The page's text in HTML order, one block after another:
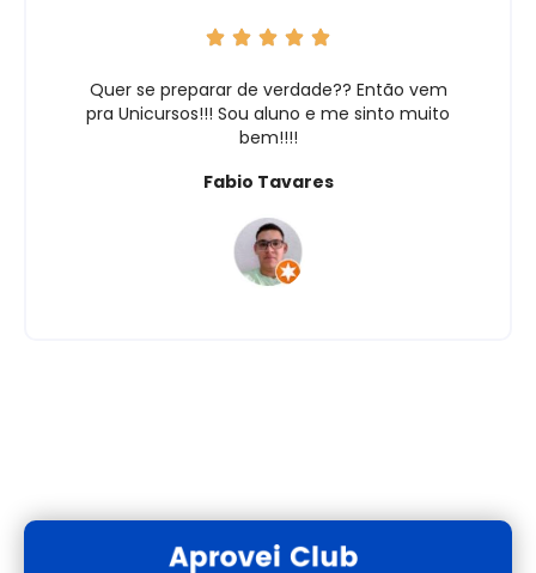
Quer se preparar de verdade?? Então vem
pra Unicursos!!! Sou aluno e me sinto muito
bem!!!!
Fabio Tavares